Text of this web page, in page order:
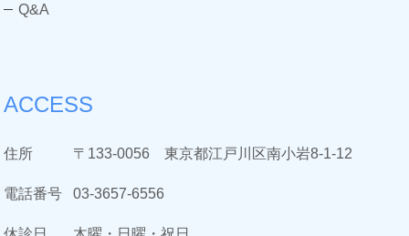
Q&A
ACCESS
住所 〒133-0056 東京都江戸川区南小岩8-1-12
電話番号 03-3657-6556